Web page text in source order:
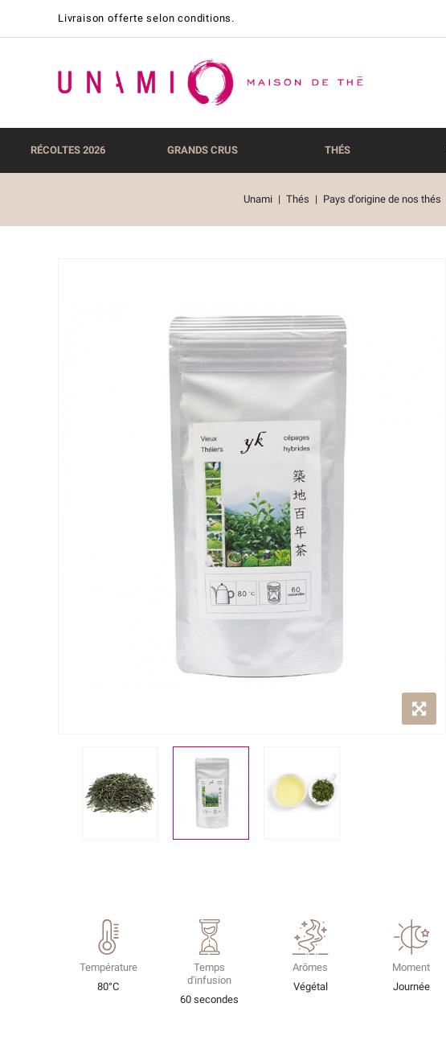
Livraison offerte selon conditions.
RÉCOLTES 2026 GRANDS CRUS THÉS
Unami Thés Pays d'origine de nos thés
Température
80°C
Temps
d'infusion
60 secondes
Arômes
Végétal
Moment
Journée